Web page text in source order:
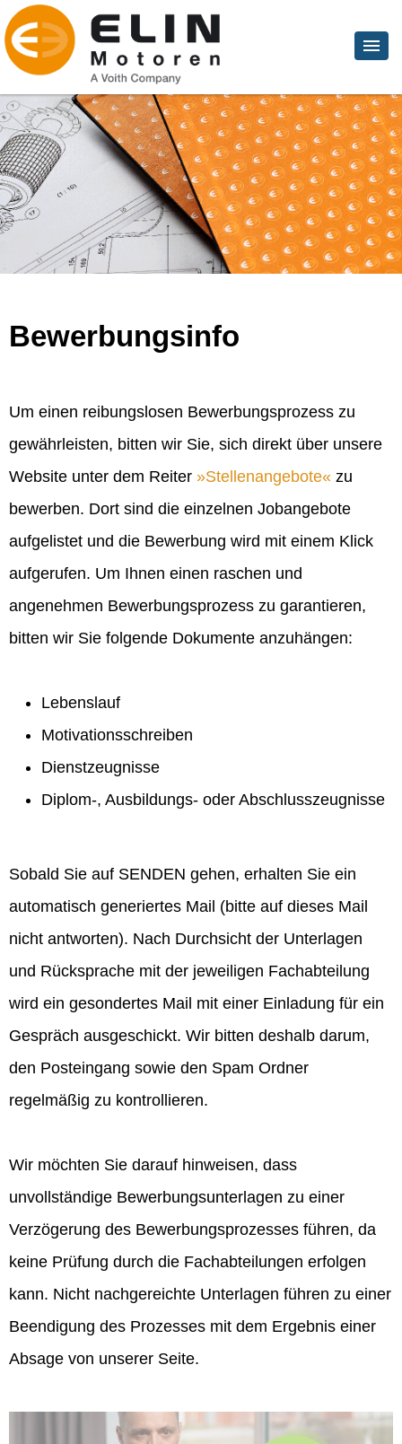
Bewerbungsinfo
Um einen reibungslosen Bewerbungsprozess zu
gewährleisten, bitten wir Sie, sich direkt über unsere
Website unter dem Reiter
Stellenangebote
zu
bewerben. Dort sind die einzelnen Jobangebote
aufgelistet und die Bewerbung wird mit einem Klick
aufgerufen. Um Ihnen einen raschen und
angenehmen Bewerbungsprozess zu garantieren,
bitten wir Sie folgende Dokumente anzuhängen:
Lebenslauf
Motivationsschreiben
Dienstzeugnisse
Diplom-, Ausbildungs- oder Abschlusszeugnisse
Sobald Sie auf SENDEN gehen, erhalten Sie ein
automatisch generiertes Mail (bitte auf dieses Mail
nicht antworten). Nach Durchsicht der Unterlagen
und Rücksprache mit der jeweiligen Fachabteilung
wird ein gesondertes Mail mit einer Einladung für ein
Gespräch ausgeschickt. Wir bitten deshalb darum,
den Posteingang sowie den Spam Ordner
regelmäßig zu kontrollieren.
Wir möchten Sie darauf hinweisen, dass
unvollständige Bewerbungsunterlagen zu einer
Verzögerung des Bewerbungsprozesses führen, da
keine Prüfung durch die Fachabteilungen erfolgen
kann. Nicht nachgereichte Unterlagen führen zu einer
Beendigung des Prozesses mit dem Ergebnis einer
Absage von unserer Seite.